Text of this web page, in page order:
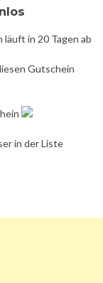
in 20 Tagen ab
Gutschein
in der Liste